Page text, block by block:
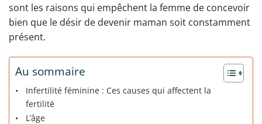
sont les raisons qui empêchent la femme de concevoir
bien que le désir de devenir maman soit constamment
présent.
Au sommaire
Infertilité féminine : Ces causes qui affectent la
fertilité
L’âge